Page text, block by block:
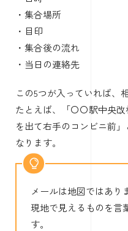
・集合場所
・目印
・集合後の流れ
・当日の連絡先
この5つが入っていれば、
たとえば、「〇〇駅中央
を出て右手のコンビニ前
なります。
メールは地図ではあり
現地で見えるものを言
す。